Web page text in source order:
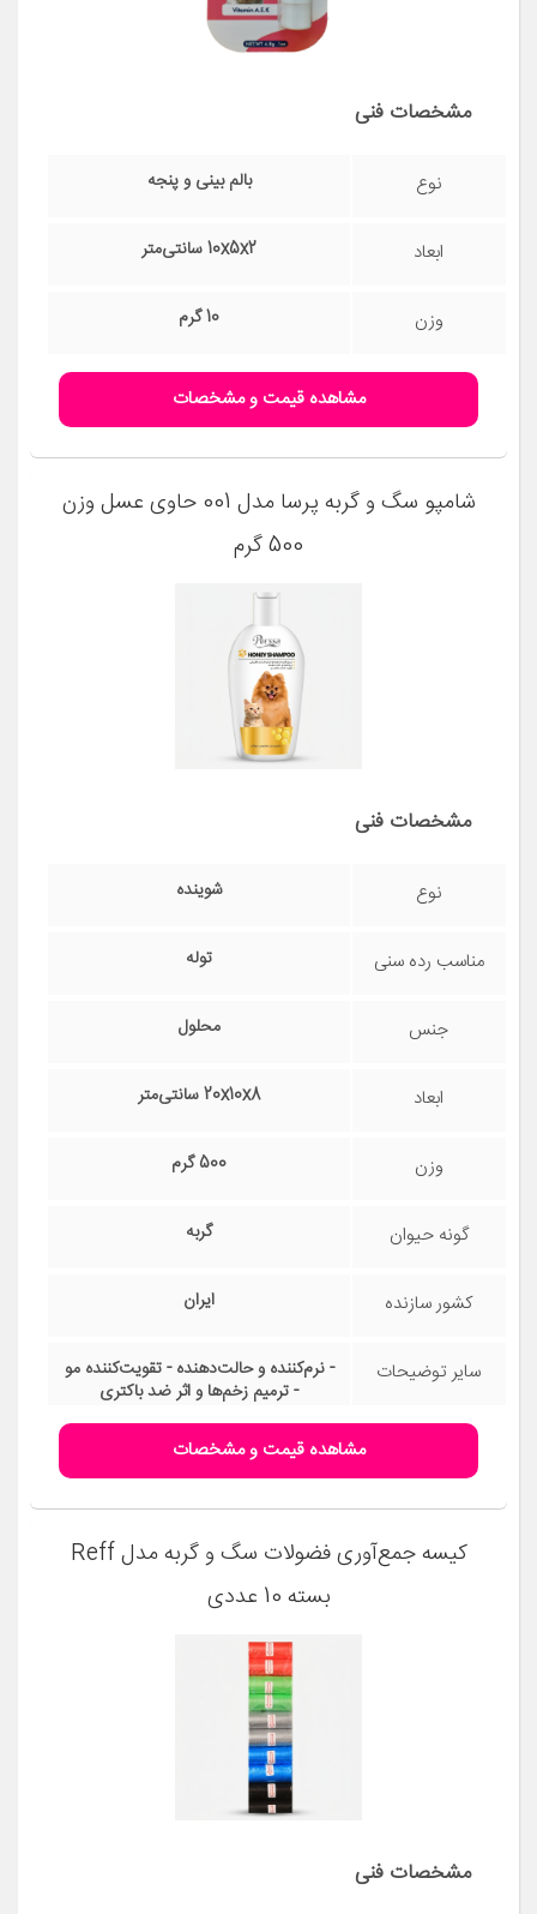
مشخصات فنی
نوع
ابعاد
وزن
بالم بینی و پنجه
10x5x2 سانتی‌متر
10 گرم
مشاهده قیمت و مشخصات
شامپو سگ و گربه پرسا مدل 001 حاوی عسل وزن
500 گرم
مشخصات فنی
نوع
مناسب رده سنی
جنس
ابعاد
وزن
گونه حیوان
کشور سازنده
سایر توضیحات
شوینده
توله
محلول
20x10x8 سانتی‌متر
500 گرم
گربه
ایران
- نرم‌کننده و حالت‌دهنده - تقویت‌کننده مو
- ترمیم زخم‌ها و اثر ضد باکتری
مشاهده قیمت و مشخصات
کیسه جمع‌آوری فضولات سگ و گربه مدل Reff
بسته 10 عددی
مشخصات فنی